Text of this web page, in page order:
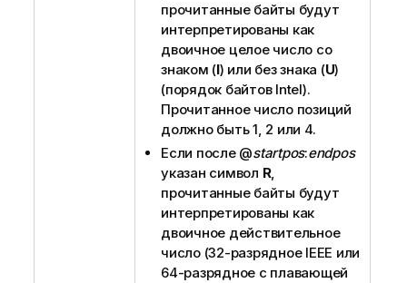
прочитанные байты будут
интерпретированы как
двоичное целое число со
знаком (I) или без знака (U)
(порядок байтов Intel).
Прочитанное число позиций
должно быть 1, 2 или 4.
Если после @startpos:endpos
указан символ R,
прочитанные байты будут
интерпретированы как
двоичное действительное
число (32-разрядное IEEE или
64-разрядное с плавающей